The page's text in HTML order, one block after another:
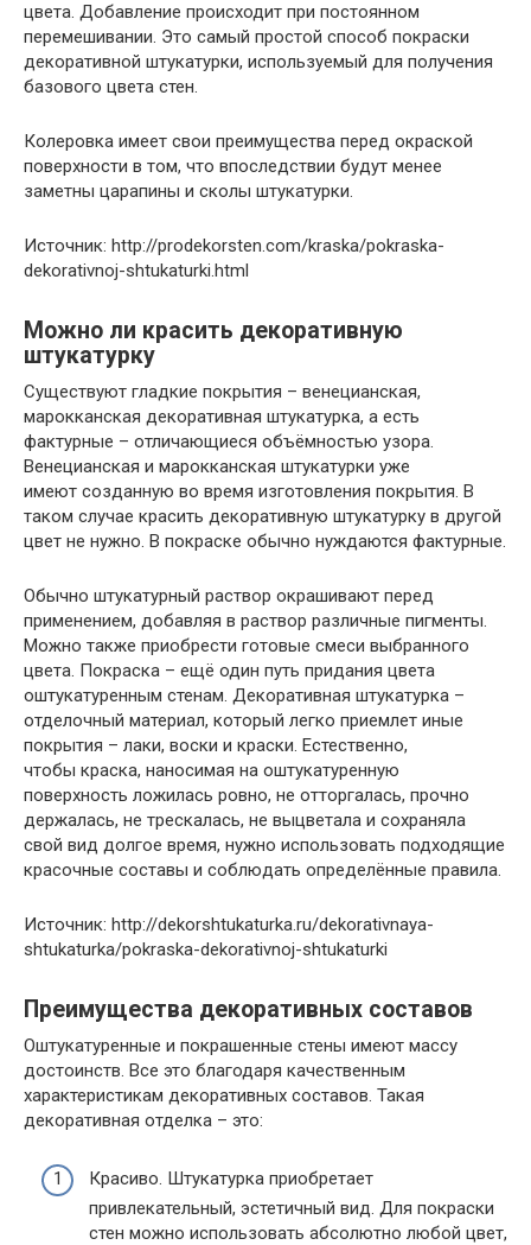
цвета. Добавление происходит при постоянном
перемешивании. Это самый простой способ покраски
декоративной штукатурки, используемый для получения
базового цвета стен.
Колеровка имеет свои преимущества перед окраской
поверхности в том, что впоследствии будут менее
заметны царапины и сколы штукатурки.
Источник: http://prodekorsten.com/kraska/pokraska-
dekorativnoj-shtukaturki.html
Можно ли красить декоративную
штукатурку
Существуют гладкие покрытия – венецианская,
марокканская декоративная штукатурка, а есть
фактурные – отличающиеся объёмностью узора.
Венецианская и марокканская штукатурки уже
имеют созданную во время изготовления покрытия. В
таком случае красить декоративную штукатурку в другой
цвет не нужно. В покраске обычно нуждаются фактурные.
Обычно штукатурный раствор окрашивают перед
применением, добавляя в раствор различные пигменты.
Можно также приобрести готовые смеси выбранного
цвета. Покраска – ещё один путь придания цвета
оштукатуренным стенам. Декоративная штукатурка –
отделочный материал, который легко приемлет иные
покрытия – лаки, воски и краски. Естественно,
чтобы краска, наносимая на оштукатуренную
поверхность ложилась ровно, не отторгалась, прочно
держалась, не трескалась, не выцветала и сохраняла
свой вид долгое время, нужно использовать подходящие
красочные составы и соблюдать определённые правила.
Источник: http://dekorshtukaturka.ru/dekorativnaya-
shtukaturka/pokraska-dekorativnoj-shtukaturki
Преимущества декоративных составов
Оштукатуренные и покрашенные стены имеют массу
достоинств. Все это благодаря качественным
характеристикам декоративных составов. Такая
декоративная отделка – это:
Красиво. Штукатурка приобретает
привлекательный, эстетичный вид. Для покраски
стен можно использовать абсолютно любой цвет,